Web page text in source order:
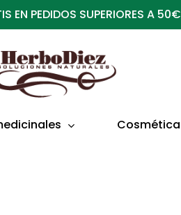
EN PEDIDOS SUPERIORES A 50€
Cosmética